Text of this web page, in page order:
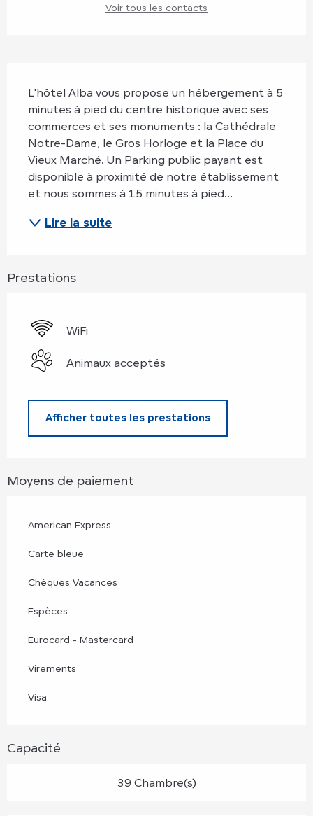
Voir tous les contacts
L'hôtel Alba vous propose un hébergement à 5
minutes à pied du centre historique avec ses
commerces et ses monuments : la Cathédrale
Notre-Dame, le Gros Horloge et la Place du
Vieux Marché. Un Parking public payant est
disponible à proximité de notre établissement
et nous sommes à 15 minutes à pied...
Lire la suite
Prestations
WiFi
Animaux acceptés
Afficher toutes les prestations
Moyens de paiement
American Express
Carte bleue
Chèques Vacances
Espèces
Eurocard - Mastercard
Virements
Visa
Capacité
39 Chambre(s)